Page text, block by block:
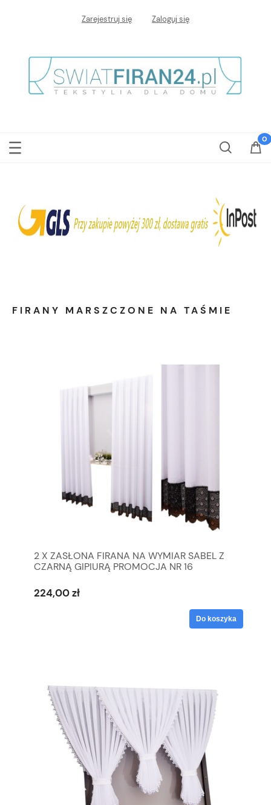
Zarejestruj się Zaloguj się
FIRANY MARSZCZONE NA TAŚMIE
2 X ZASŁONA FIRANA NA WYMIAR SABEL Z
CZARNĄ GIPIURĄ PROMOCJA NR 16
224,00 zł
Do koszyka